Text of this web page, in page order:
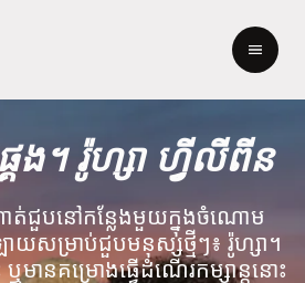
គង។ រ៉ូហ្សា ហ្វីលីពីន
ត់ជួបនៅកន្លែងមួយក្នុងចំណោម
ាយសម្រាប់ជួបមនុស្សថ្មីៗ៖ រ៉ូហ្សា។
មានគម្រោងធ្វើដំណើរកម្សាន្តនោះ